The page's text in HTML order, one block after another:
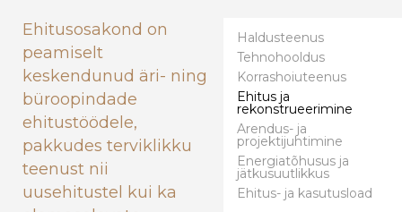
Haldusteenus
Tehnohooldus
Korrashoiuteenus
Ehitus ja
rekonstrueerimine
Arendus- ja
projektijuhtimine
Energiatõhusus ja
jätkusuutlikkus
Ehitus- ja kasutusload
Ehitusosakond on
peamiselt
keskendunud äri- ning
büroopindade
ehitustöödele,
pakkudes terviklikku
teenust nii
uusehitustel kui ka